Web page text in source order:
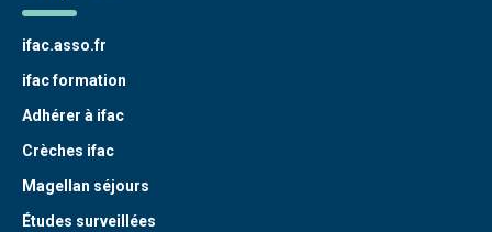
ifac.asso.fr
ifac formation
Adhérer à ifac
Crèches ifac
Magellan séjours
Études surveillées